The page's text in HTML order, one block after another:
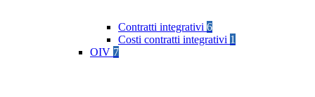
Contratti integrativi 6
Costi contratti integrativi 1
OIV 7